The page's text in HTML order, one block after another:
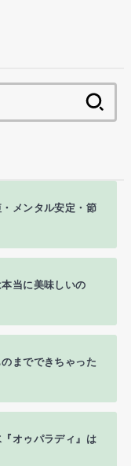
メンタル安定・節
当に美味しいの
までできちゃった
オゥパラディ』は